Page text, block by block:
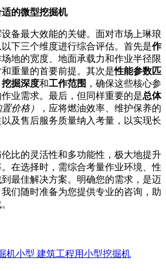
的微型挖掘机
备最大效能的关键。面对市场上琳琅
下三个维度进行综合评估。首先是作
场地的宽度、地面承载力和作业半径限
重量的首要前提。其次是性能参数匹
挖掘深度和工作范围 ，确保这些核心参
业需求。最后，但同样重要的是总体
价格）
，应将燃油效率、维护保养的
及售后服务质量纳入考量，以实现长
比的灵活性和多功能性，极大地提升
在选择时，需综合考量作业环境、性
最佳解决方案。明确您的需求，是迈
们随时准备为您提供专业的咨询，助